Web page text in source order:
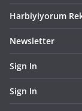
Harbiyiyorum
Newsletter
Sign In
Sign In